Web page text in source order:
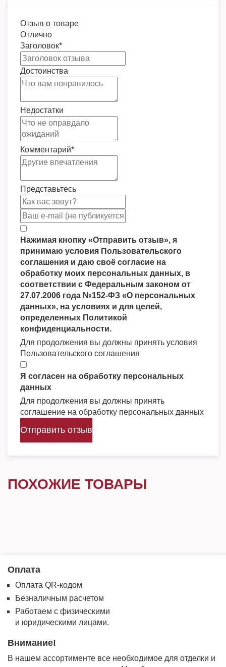
Отзыв о товаре
Отлично
Заголовок*
Достоинства
Недостатки
Комментарий*
Представьтесь
Нажимая кнопку «Отправить отзыв», я
принимаю условия Пользовательского
соглашения и даю своё согласие на
обработку моих персональных данных, в
соответствии с Федеральным законом от
27.07.2006 года №152-ФЗ «О персональных
данных», на условиях и для целей,
определенных Политикой
конфиденциальности.
Для продолжения вы должны принять условия
Пользовательского соглашения
Я согласен на обработку персональных
данных
Для продолжения вы должны принять
соглашение на обработку персональных данных
Отправить отзыв
ПОХОЖИЕ ТОВАРЫ
Оплата
Оплата QR-кодом
Безналичным расчетом
Работаем с физическими
и юридическими лицами.
Внимание!
В нашем ассортименте все необходимое для отделки и